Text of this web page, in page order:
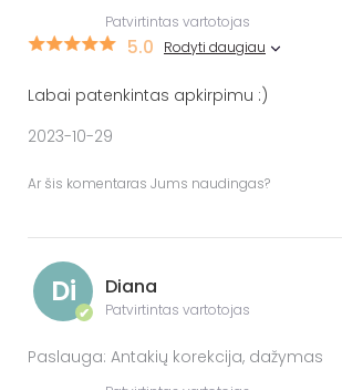
Patvirtintas vartotojas
5.0 Rodyti daugiau
Labai patenkintas apkirpimu :)
2023-10-29
Ar šis komentaras Jums naudingas?
Di
✔
Diana
Patvirtintas vartotojas
Paslauga: Antakių korekcija, dažymas